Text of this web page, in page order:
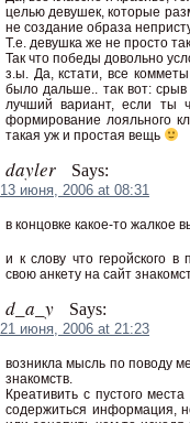
целью девушек, которые
не создание образа
Т.е. девушка же не просто
Так что победы довольно
з.ы. Да, кстати, все
было дальше.. так вот:
лучший вариант, если ты
формирование лояльного
такая уж и простая вещь
dayler Says:
13 июня, 2006 at 08:31
в концовке какое-то
и к слову что геройского
свою анкету на сайт
d_a_y Says:
21 июня, 2006 at 21:23
возникла мысль по поводу
знакомств.
Креативить с пустого
содержиться информация,